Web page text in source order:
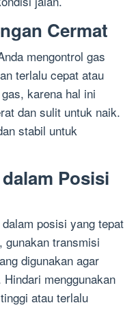
Cermat
mengontrol gas
terlalu cepat atau
karena hal ini
dan sulit untuk naik.
stabil untuk
Posisi
posisi yang tepat
gunakan transmisi
digunakan agar
menggunakan
atau terlalu